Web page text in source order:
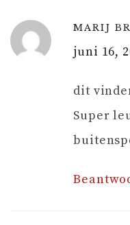
MARIJ
juni 16,
dit
Super